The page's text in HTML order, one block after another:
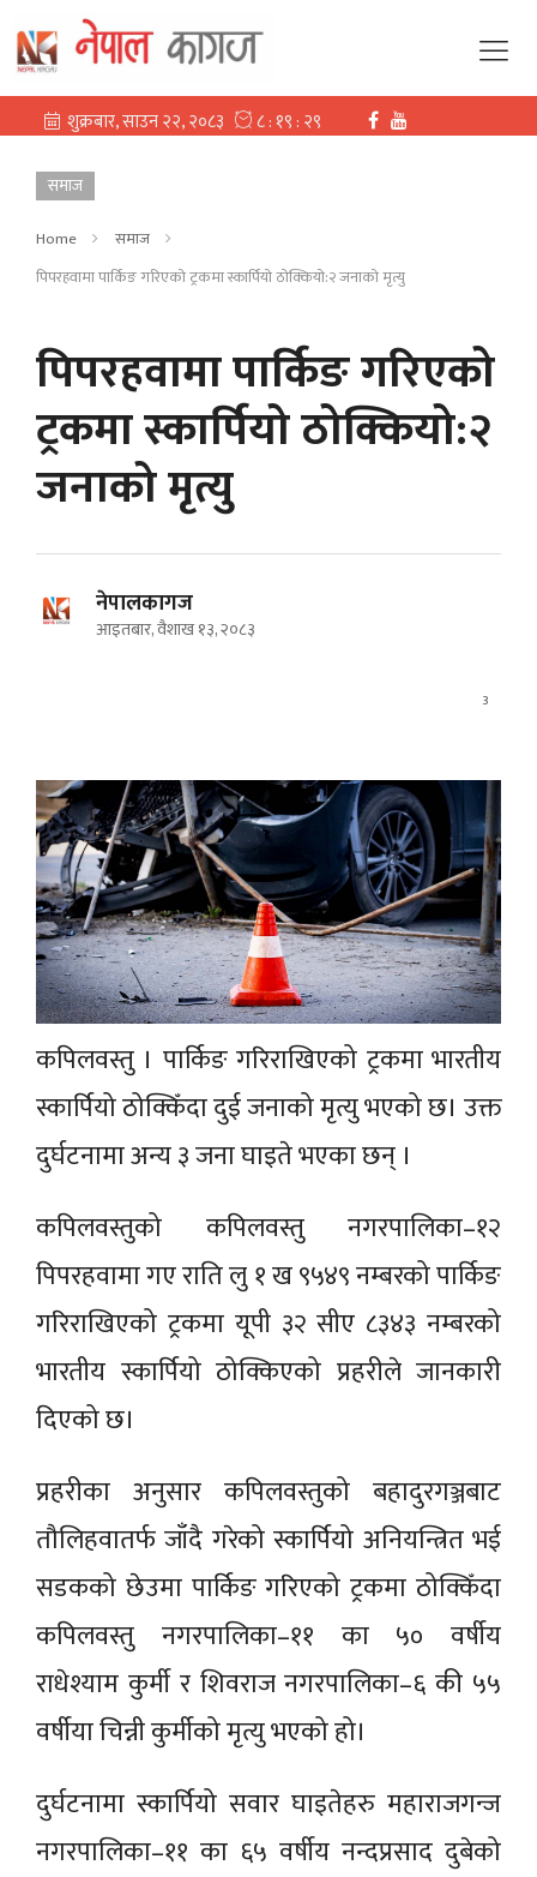
समाज
Home
समाज
पिपरहवामा पार्किङ गरिएको ट्रकमा स्कार्पियो ठोक्कियो:२ जनाको मृत्यु
पिपरहवामा पार्किङ गरिएको
ट्रकमा स्कार्पियो ठोक्कियो:२
जनाको मृत्यु
नेपालकागज
आइतबार, वैशाख १३, २०८३
3
कपिलवस्तु । पार्किङ गरिराखिएको ट्रकमा भारतीय
स्कार्पियो ठोक्किँदा दुई जनाको मृत्यु भएको छ। उक्त
दुर्घटनामा अन्य ३ जना घाइते भएका छन् ।
कपिलवस्तुको कपिलवस्तु नगरपालिका–१२
पिपरहवामा गए राति लु १ ख ९५४९ नम्बरको पार्किङ
गरिराखिएको ट्रकमा यूपी ३२ सीए ८३४३ नम्बरको
भारतीय स्कार्पियो ठोक्किएको प्रहरीले जानकारी
दिएको छ।
प्रहरीका अनुसार कपिलवस्तुको बहादुरगञ्जबाट
तौलिहवातर्फ जाँदै गरेको स्कार्पियो अनियन्त्रित भई
सडकको छेउमा पार्किङ गरिएको ट्रकमा ठोक्किँदा
कपिलवस्तु नगरपालिका–११ का ५० वर्षीय
राधेश्याम कुर्मी र शिवराज नगरपालिका–६ की ५५
वर्षीया चिन्नी कुर्मीको मृत्यु भएको हो।
दुर्घटनामा स्कार्पियो सवार घाइतेहरु महाराजगन्ज
नगरपालिका–११ का ६५ वर्षीय नन्दप्रसाद दुबेको